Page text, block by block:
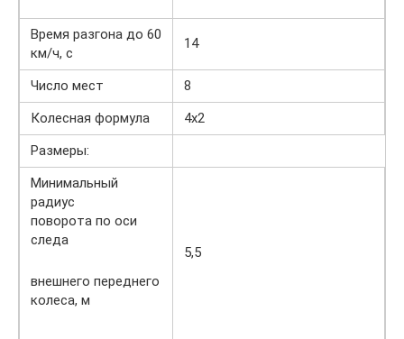
Время разгона до 60
км/ч, с
14
Число мест
8
Колесная формула
4х2
Размеры:
Минимальный
радиус
поворота по оси
следа
внешнего переднего
колеса, м
5,5